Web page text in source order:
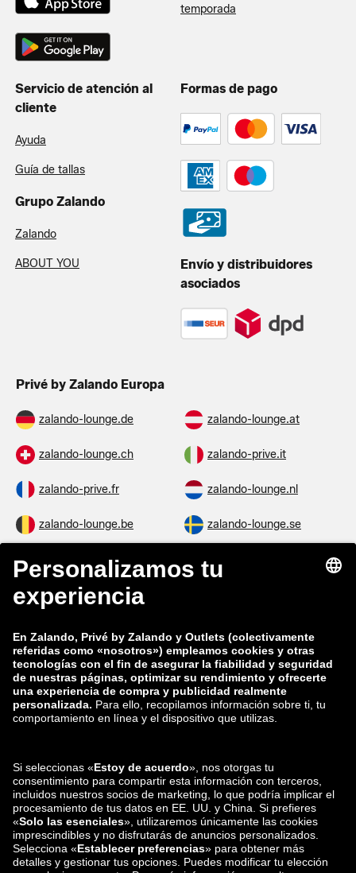
temporada
Servicio de atención al
cliente
Ayuda
Guía de tallas
Grupo Zalando
Zalando
ABOUT YOU
Formas de pago
Envío y distribuidores
asociados
Privé by Zalando Europa
zalando-lounge.de zalando-lounge.at
zalando-lounge.ch zalando-prive.it
zalando-prive.fr zalando-lounge.nl
zalando-lounge.be zalando-lounge.se
zalando-lounge.fi
zalando-lounge.co.uk
zalando-prive.es
zalando-lounge.lt zalando-lounge.sk
zalando-lounge.ro zalando-lounge.hr
zalando-lounge.lu zalando-lounge.ee
zalando-lounge.lv zalando-lounge.no
También nos